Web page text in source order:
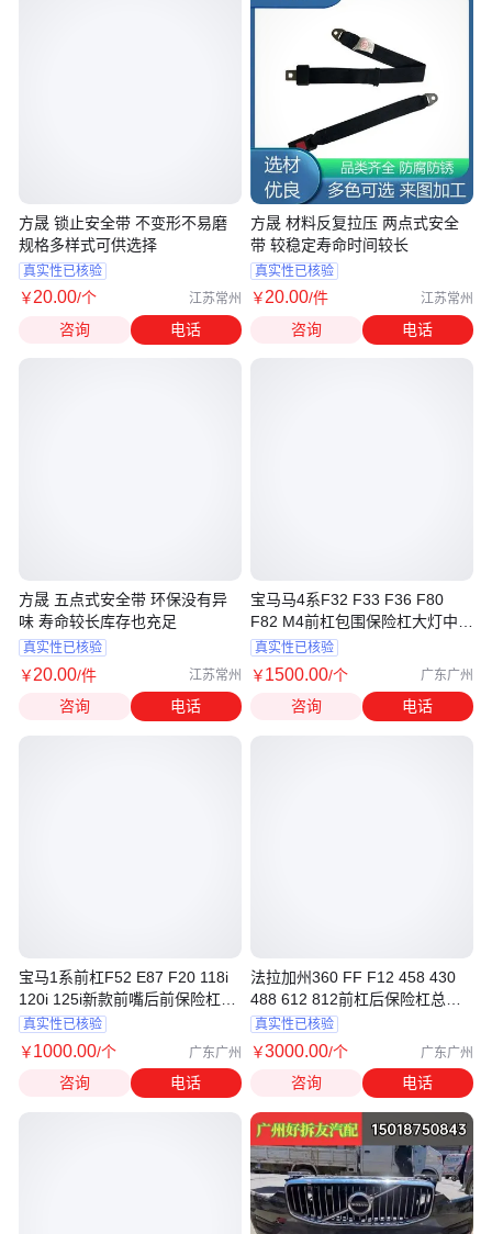
方晟 锁止安全带 不变形不易磨
规格多样式可供选择
真实性已核验
￥20.00/个 江苏常州
咨询 电话
方晟 五点式安全带 环保没有异
味 寿命较长库存也充足
真实性已核验
￥20.00/件 江苏常州
咨询 电话
宝马1系前杠F52 E87 F20 118i
120i 125i新款前嘴后前保险杠中
网配件
真实性已核验
￥1000.00/个 广东广州
咨询 电话
方晟 材料反复拉压 两点式安全
带 较稳定寿命时间较长
真实性已核验
￥20.00/件 江苏常州
咨询 电话
宝马马4系F32 F33 F36 F80
F82 M4前杠包围保险杠大灯中网
车门
真实性已核验
￥1500.00/个 广东广州
咨询 电话
法拉加州360 FF F12 458 430
488 612 812前杠后保险杠总成
配件
真实性已核验
￥3000.00/个 广东广州
咨询 电话